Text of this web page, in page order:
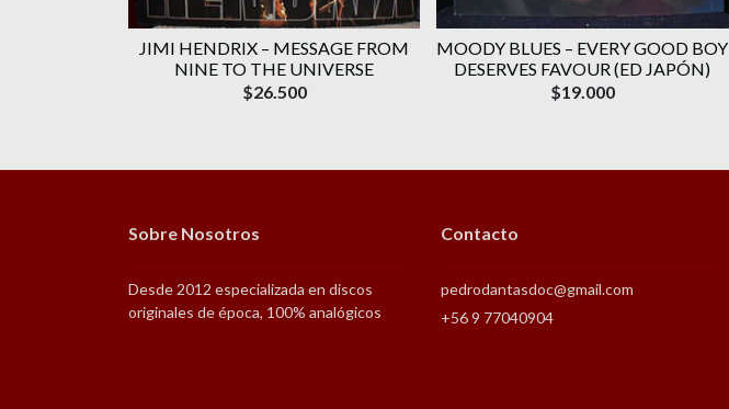
JIMI HENDRIX ‎– MESSAGE FROM
NINE TO THE UNIVERSE
$26.500
MOODY BLUES ‎– EVERY GOOD BOY
DESERVES FAVOUR (ED JAPÓN)
$19.000
Sobre Nosotros
Desde 2012 especializada en discos
originales de época, 100% analógicos
Contacto
pedrodantasdoc@gmail.com
+56 9 77040904